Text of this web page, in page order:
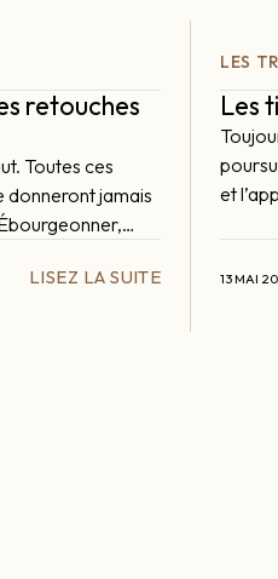
retouches
Toutes ces
donneront jamais
LISEZ LA SUITE
LES
Les
et
13 MAI